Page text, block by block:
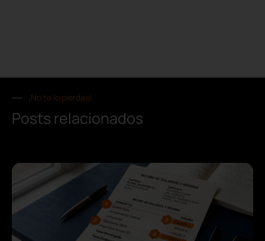
¡No te lo pierdas!
Posts relacionados